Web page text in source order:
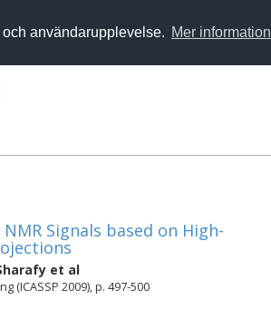
användarupplevelse. Mer information
Signals based on High-
et al
(ICASSP 2009), p. 497-500